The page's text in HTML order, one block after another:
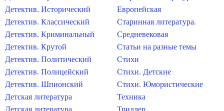
Детектив. Исторический
Детектив. Классический
Детектив. Криминальный
Детектив. Крутой
Детектив. Политический
Детектив. Полицейский
Детектив. Шпионский
Детская литература
Детская литература.
Европейская
Старинная литература.
Средневековая
Статьи на разные темы
Стихи
Стихи. Детские
Стихи. Юмористические
Техника
Триллер